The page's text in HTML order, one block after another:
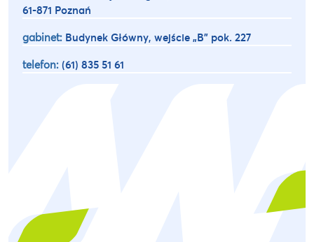
61-871 Poznań
gabinet: Budynek Główny, wejście „B” pok. 227
telefon: (61) 835 51 61